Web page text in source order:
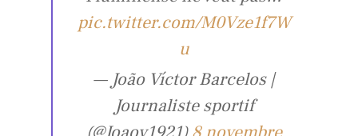
pic.twitter.com/M0Vze1f7W
u
— João Víctor Barcelos |
Journaliste sportif